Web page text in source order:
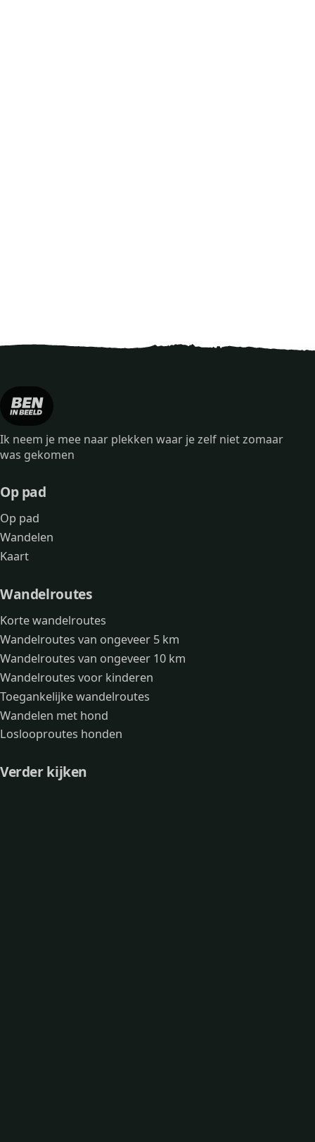
Ik neem je mee naar plekken waar je zelf niet zomaar
was gekomen
Op pad
Op pad
Wandelen
Kaart
Wandelroutes
Korte wandelroutes
Wandelroutes van ongeveer 5 km
Wandelroutes van ongeveer 10 km
Wandelroutes voor kinderen
Toegankelijke wandelroutes
Wandelen met hond
Loslooproutes honden
Verder kijken